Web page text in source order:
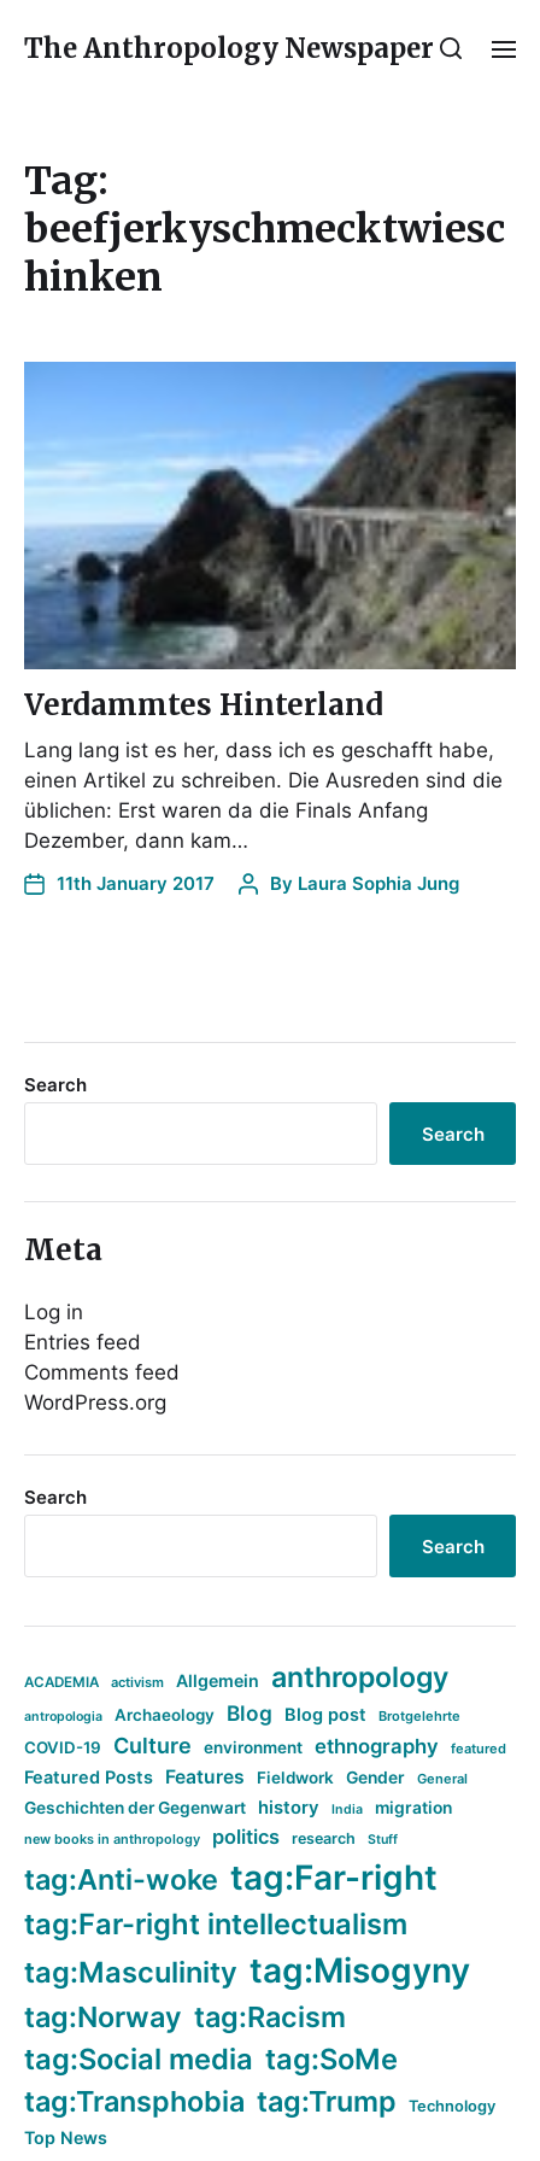
The Anthropology Newspaper
Tag:
beefjerkyschmecktwiesc
hinken
Verdammtes Hinterland
Lang lang ist es her, dass ich es geschafft habe,
einen Artikel zu schreiben. Die Ausreden sind die
üblichen: Erst waren da die Finals Anfang
Dezember, dann kam…
11th January 2017 By Laura Sophia Jung
Search
Search
Meta
Log in
Entries feed
Comments feed
WordPress.org
Search
Search
ACADEMIA activism Allgemein anthropology
antropologia Archaeology Blog Blog post Brotgelehrte
COVID-19 Culture environment ethnography featured
Featured Posts Features Fieldwork Gender General
Geschichten der Gegenwart history India migration
new books in anthropology politics research Stuff
tag:Anti-woke tag:Far-right
tag:Far-right intellectualism
tag:Masculinity tag:Misogyny
tag:Norway tag:Racism
tag:Social media tag:SoMe
tag:Transphobia tag:Trump Technology
Top News